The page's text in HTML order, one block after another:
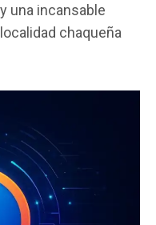
una incansable
chaqueña